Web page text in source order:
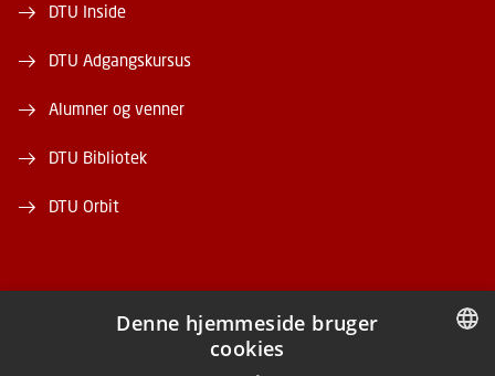
DTU Inside
DTU Adgangskursus
Alumner og venner
DTU Bibliotek
DTU Orbit
FACEBOOK
Denne hjemmeside bruger
cookies